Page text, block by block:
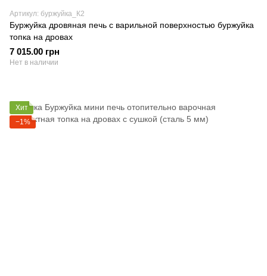
Артикул: буржуйка_К2
Буржуйка дровяная печь с варильной поверхностью буржуйка
топка на дровах
7 015.00 грн
Нет в наличии
Хит
−1%